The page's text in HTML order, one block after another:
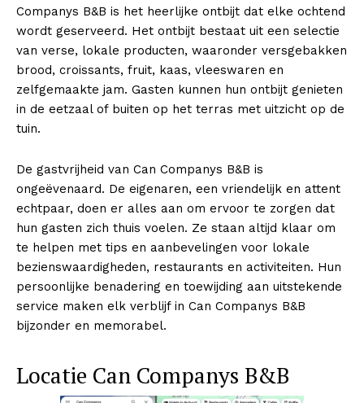
Companys B&B is het heerlijke ontbijt dat elke ochtend
wordt geserveerd. Het ontbijt bestaat uit een selectie
van verse, lokale producten, waaronder versgebakken
brood, croissants, fruit, kaas, vleeswaren en
zelfgemaakte jam. Gasten kunnen hun ontbijt genieten
in de eetzaal of buiten op het terras met uitzicht op de
tuin.
De gastvrijheid van Can Companys B&B is
ongeëvenaard. De eigenaren, een vriendelijk en attent
echtpaar, doen er alles aan om ervoor te zorgen dat
hun gasten zich thuis voelen. Ze staan altijd klaar om
te helpen met tips en aanbevelingen voor lokale
bezienswaardigheden, restaurants en activiteiten. Hun
persoonlijke benadering en toewijding aan uitstekende
service maken elk verblijf in Can Companys B&B
bijzonder en memorabel.
Locatie Can Companys B&B